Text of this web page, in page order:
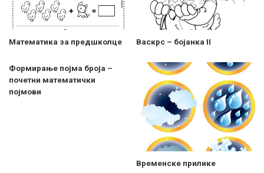
Математика за предшколце Васкрс – бојанка II
Формирање појма броја –
почетни математички
појмови
Временске прилике